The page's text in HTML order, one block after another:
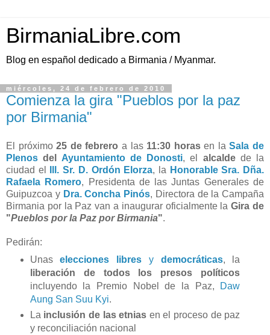
BirmaniaLibre.com
Blog en español dedicado a Birmania / Myanmar.
miércoles, 24 de febrero de 2010
Comienza la gira "Pueblos por la paz
por Birmania"
El próximo25 de febrero a las 11:30 horasen laSala de
Plenos del Ayuntamiento de Donosti, el alcalde de la
ciudad el
Ill. Sr. D. Ordón Elorza, la Honorable Sra. Dña.
Rafaela Romero, Presidenta de las Juntas Generales de
Guipuzcoa y Dra. Concha Pinós, Directora de la Campaña
Birmania por la Paz van a inaugurar oficialmente laGira de
"Pueblos por la Paz por Birmania".
Pedirán:
Unaselecciones libres y democráticas, la
liberación de todos los presos políticos
incluyendo la Premio Nobel de la Paz, Daw
Aung San Suu Kyi.
La inclusión de las etnias en el proceso de paz
y reconciliación nacional